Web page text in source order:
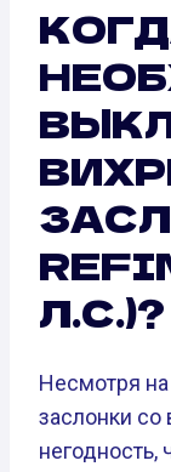
Л.С.)?
Несмотря
заслонки со
негодность,